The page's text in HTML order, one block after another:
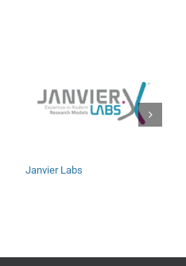
Janvier Labs